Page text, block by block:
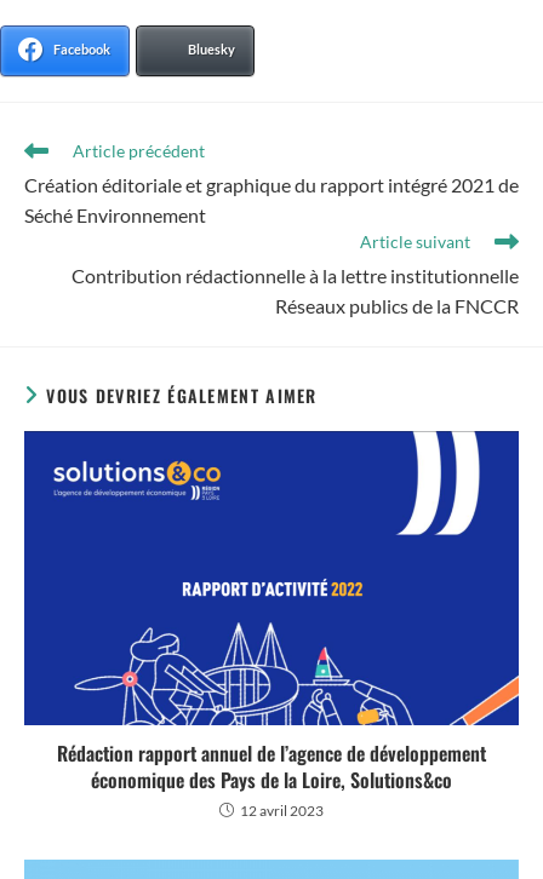
Facebook Bluesky
Article précédent
Création éditoriale et graphique du rapport intégré 2021 de
Séché Environnement
Article suivant
Contribution rédactionnelle à la lettre institutionnelle
Réseaux publics de la FNCCR
VOUS DEVRIEZ ÉGALEMENT AIMER
Rédaction rapport annuel de l’agence de développement
économique des Pays de la Loire, Solutions&co
12 avril 2023